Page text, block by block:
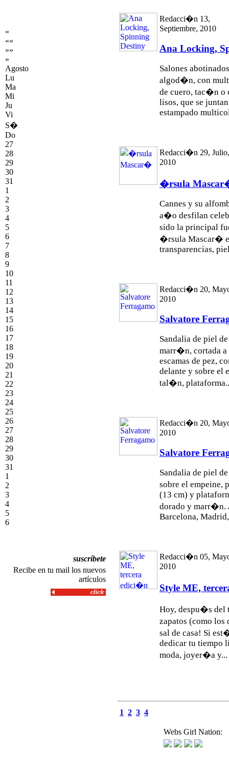
«
««
»»
»
Agosto
Lu
Ma
Mi
Ju
Vi
S�
Do
27
28
29
30
31
1
2
3
4
5
6
7
8
9
10
11
12
13
14
15
16
17
18
19
20
21
22
23
24
25
26
27
28
29
30
31
1
2
3
4
5
6
suscríbete
Recibe en tu mail los nuevos
artículos
Redacci�n 13,
Septiembre, 2010
Ana Locking,
Salones
algod�n, con
de cuero, tac�n o
lisos, que se
estampado
Redacci�n 29, Julio,
2010
�rsula
Cannes y su
a�o desfilan
sido la principal
�rsula Mascar�
transparencias,
Redacci�n 20,
2010
Salvatore
Sandalia de piel
marr�n, cortada
escamas de pez,
delante y sobre el
tal�n,
Redacci�n 20,
2010
Salvatore
Sandalia de piel
sobre el
(13 cm) y
dorado y marr�n.
Barcelona,
Redacci�n 05,
2010
Style ME,
Hoy, despu�s del
zapatos (como
sal de casa! Si
dedicar tu tiempo
moda, joyer�a y...
1 2 3 4
Webs Girl Nation: